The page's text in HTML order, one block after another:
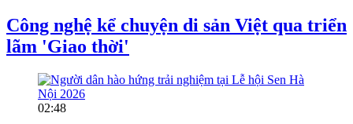
Công nghệ kể chuyện di sản Việt qua triển
lãm 'Giao thời'
02:48